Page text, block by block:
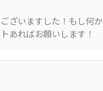
ざいますした！もし何か
あればお願いします！